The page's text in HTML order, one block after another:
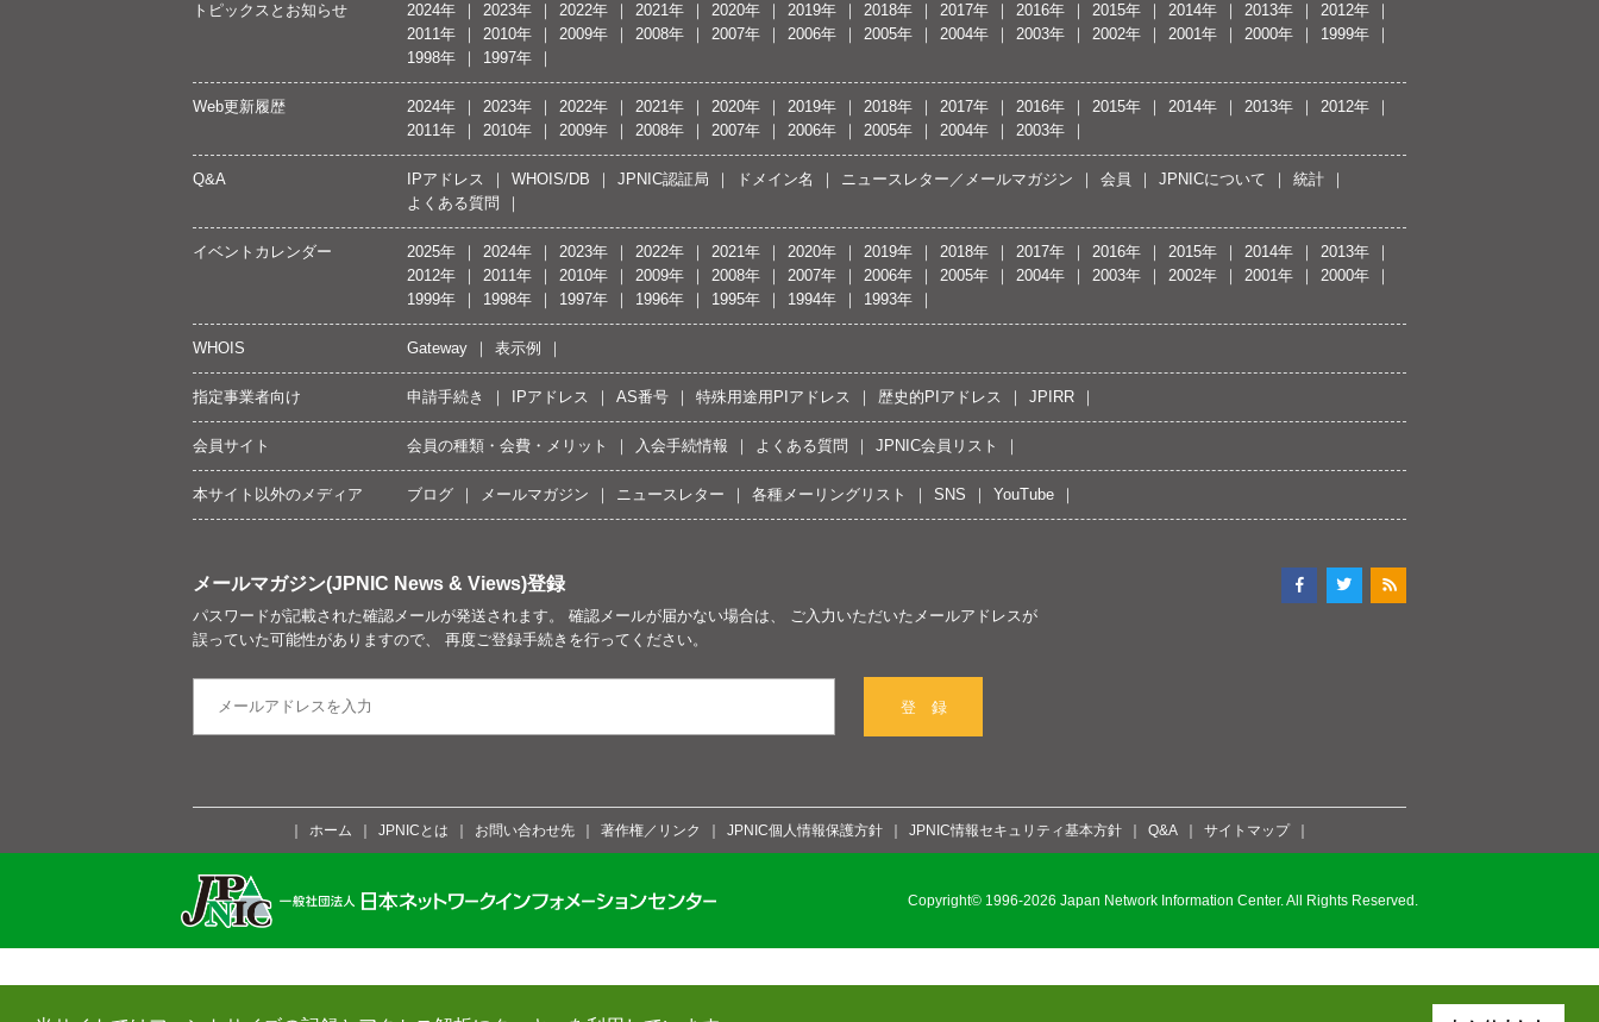
トピックスとお知らせ 2024年 2023年 2022年 2021年 2020年 2019年 2018年 2017年 2016年 2015年 2014年 2013年
2012年
2011年
2010年 2009年 2008年 2007年 2006年 2005年 2004年 2003年 2002年 2001年 2000年
1999年
1998年
1997年
Web更新履歴 2024年 2023年 2022年 2021年 2020年 2019年 2018年 2017年 2016年 2015年 2014年 2013年
2012年
2011年
2010年 2009年 2008年 2007年 2006年 2005年 2004年 2003年
Q&A IPアドレス WHOIS/DB JPNIC認証局 ドメイン名 ニュースレター／メールマガジン 会員 JPNICについて
統計
よくある質問
イベントカレンダー 2025年 2024年 2023年 2022年 2021年 2020年 2019年 2018年 2017年 2016年 2015年 2014年
2013年
2012年
2011年 2010年 2009年 2008年 2007年 2006年 2005年 2004年 2003年 2002年 2001年
2000年
1999年
1998年 1997年 1996年 1995年 1994年 1993年
WHOIS Gateway 表示例
指定事業者向け 申請手続き IPアドレス AS番号 特殊用途用PIアドレス 歴史的PIアドレス JPIRR
会員サイト 会員の種類・会費・メリット 入会手続情報 よくある質問 JPNIC会員リスト
本サイト以外のメディア ブログ メールマガジン ニュースレター 各種メーリングリスト SNS YouTube
メールマガジン(JPNIC News & Views)登録
パスワードが記載された確認メールが発送されます。 確認メールが届かない場合は、 ご入力いただいたメールアドレスが
誤っていた可能性がありますので、 再度ご登録手続きを行ってください。
登 録
ホーム JPNICとは お問い合わせ先 著作権／リンク JPNIC個人情報保護方針 JPNIC情報セキュリティ基本方針 Q&A サイトマップ
Copyright© 1996-2026 Japan Network Information Center. All Rights Reserved.